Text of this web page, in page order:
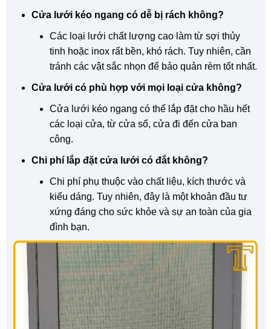
Cửa lưới kéo ngang có dễ bị rách không?
Các loại lưới chất lượng cao làm từ sợi thủy
tinh hoặc inox rất bền, khó rách. Tuy nhiên, cần
tránh các vật sắc nhọn để bảo quản rèm tốt nhất.
Cửa lưới có phù hợp với mọi loại cửa không?
Cửa lưới kéo ngang có thể lắp đặt cho hầu hết
các loại cửa, từ cửa sổ, cửa đi đến cửa ban
công.
Chi phí lắp đặt cửa lưới có đắt không?
Chi phí phụ thuộc vào chất liệu, kích thước và
kiểu dáng. Tuy nhiên, đây là một khoản đầu tư
xứng đáng cho sức khỏe và sự an toàn của gia
đình bạn.